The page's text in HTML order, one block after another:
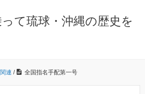
て琉球・沖縄の歴史を
連 / 全国指名手配第一号